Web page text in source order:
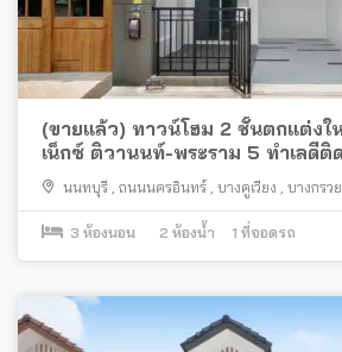
(ขายแล้ว) ทาวน์โฮม 2 ชั้นตกแต่ง
เน็กซ์ ติวานนท์-พระราม 5 ทำเลดี
ใกล้วงเวียนพระราม 5
นนทบุรี ถนนนครอินทร์ บางคูเวียง บางกรวย
3 ห้องนอน 2 ห้องน้ำ 1 ที่จอดรถ